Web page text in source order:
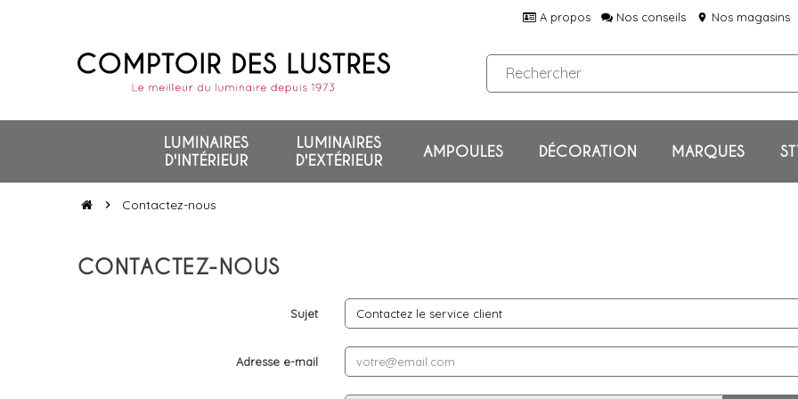
A propos Nos conseils location_on Nos magasins
LUMINAIRES
D'INTÉRIEUR
LUMINAIRES
D'EXTÉRIEUR
AMPOULES DÉCORATION MARQUES
chevron_right Contactez-nous
CONTACTEZ-NOUS
Sujet
Adresse e-mail